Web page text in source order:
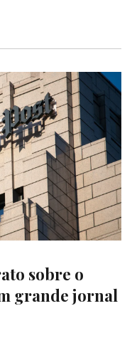
sobre o
grande jornal